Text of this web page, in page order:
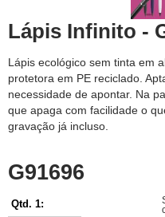
Lápis Infinito -
Lápis ecológico sem tinta em
protetora em PE reciclado.
necessidade de apontar. Na
que apaga com facilidade o
gravação já incluso.
G91696
Qtd. 1: